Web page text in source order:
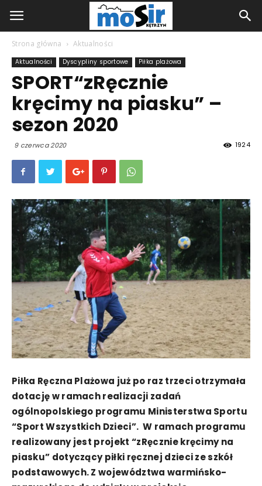
Strona główna Aktualności
Aktualności Dyscypliny sportowe Piłka plażowa
SPORT“zRęcznie
kręcimy na piasku” –
sezon 2020
9 czerwca 2020 1924
Piłka Ręczna Plażowa już po raz trzeci otrzymała
dotację w ramach realizacji zadań
ogólnopolskiego programu Ministerstwa Sportu
“Sport Wszystkich Dzieci”. W ramach programu
realizowany jest projekt “zRęcznie kręcimy na
piasku” dotyczący piłki ręcznej dzieci ze szkół
podstawowych. Z województwa warmińsko-